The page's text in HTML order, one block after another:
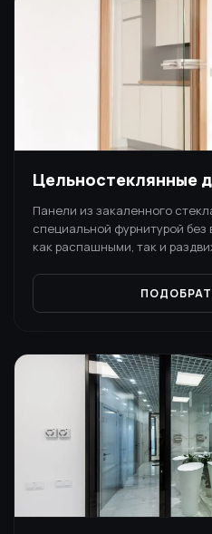
Цельностеклянные
Панели из закаленного
специальной фурнитурой
как распашными, так и